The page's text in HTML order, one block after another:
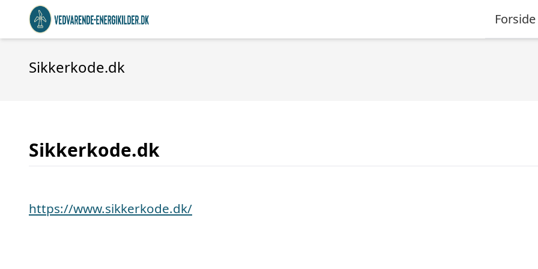
Forside
Sikkerkode.dk
Sikkerkode.dk
https://www.sikkerkode.dk/